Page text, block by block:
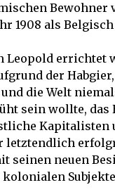
1908 als
Leopold errichtet
der
die Welt
sein wollte,
letztendlich
seinen neuen